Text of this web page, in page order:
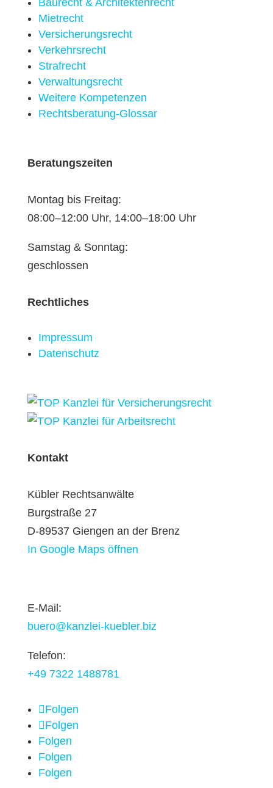
Baurecht & Architekten­recht
Mietrecht
Versicherungsrecht
Verkehrsrecht
Strafrecht
Verwaltungsrecht
Weitere Kompetenzen
Rechtsberatung-Glossar
Beratungszeiten
Montag bis Freitag:
08:00–12:00 Uhr, 14:00–18:00 Uhr
Samstag & Sonntag:
geschlossen
Rechtliches
Impressum
Datenschutz
Kontakt
Kübler Rechtsanwälte
Burgstraße 27
D-89537 Giengen an der Brenz
In Google Maps öffnen
E-Mail:
buero@kanzlei-kuebler.biz
Telefon:
+49 7322 1488781
Folgen
Folgen
Folgen
Folgen
Folgen